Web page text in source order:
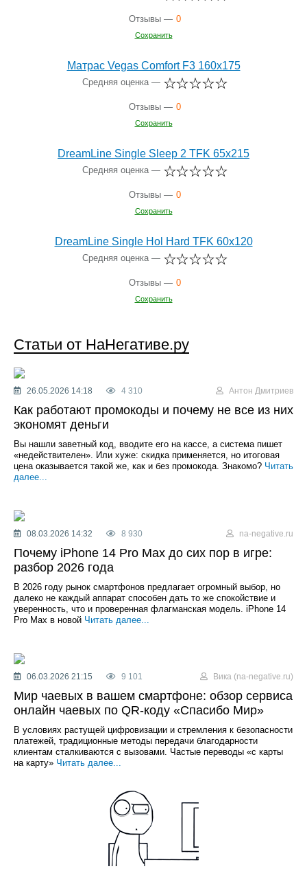
Отзывы — 0
Сохранить
Матрас Vegas Comfort F3 160x175
Средняя оценка —
Отзывы — 0
Сохранить
DreamLine Single Sleep 2 TFK 65x215
Средняя оценка —
Отзывы — 0
Сохранить
DreamLine Single Hol Hard TFK 60x120
Средняя оценка —
Отзывы — 0
Сохранить
Статьи от НаНегативе.ру
26.05.2026 14:18 4 310 Антон Дмитриев
Как работают промокоды и почему не все из них
экономят деньги
Вы нашли заветный код, вводите его на кассе, а система пишет
«недействителен». Или хуже: скидка применяется, но итоговая
цена оказывается такой же, как и без промокода. Знакомо? Читать
далее...
08.03.2026 14:32 8 930 na-negative.ru
Почему iPhone 14 Pro Max до сих пор в игре:
разбор 2026 года
В 2026 году рынок смартфонов предлагает огромный выбор, но
далеко не каждый аппарат способен дать то же спокойствие и
уверенность, что и проверенная флагманская модель. iPhone 14
Pro Max в новой Читать далее...
06.03.2026 21:15 9 101 Вика (na-negative.ru)
Мир чаевых в вашем смартфоне: обзор сервиса
онлайн чаевых по QR-коду «Спасибо Мир»
В условиях растущей цифровизации и стремления к безопасности
платежей, традиционные методы передачи благодарности
клиентам сталкиваются с вызовами. Частые переводы «с карты
на карту» Читать далее...